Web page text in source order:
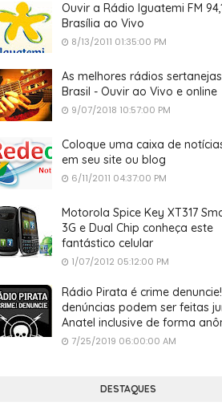
Ouvir a Rádio Iguatemi FM
Brasília ao Vivo
8/13/2011 01:35:00 PM
As melhores rádios
Brasil - Ouvir ao Vivo e online
9/07/2018 10:57:00 PM
Coloque uma caixa de
em seu site ou blog
6/11/2011 04:37:00 PM
Motorola Spice Key XT317
3G e Dual Chip conheça este
fantástico celular
1/07/2012 05:12:00 PM
Rádio Pirata é crime
denúncias podem ser feitas
Anatel inclusive de forma
7/25/2019 06:00:00 AM
DESTAQUES